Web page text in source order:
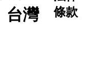
台灣
條款